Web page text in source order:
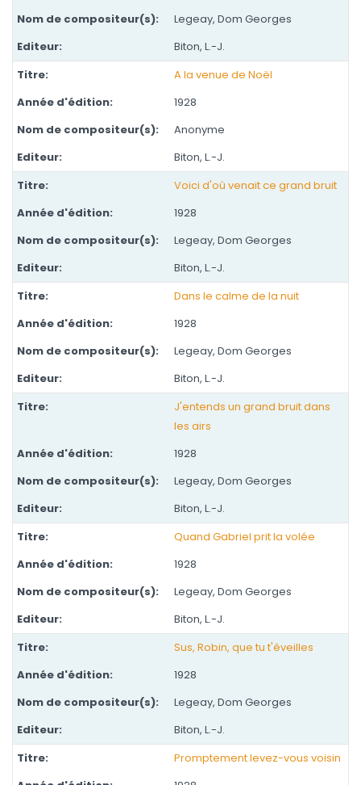
Legeay, Dom Georges
Biton, L.-J.
A la venue de Noël
1928
Anonyme
Biton, L.-J.
Voici d'où venait ce grand bruit
1928
Legeay, Dom Georges
Biton, L.-J.
Dans le calme de la nuit
1928
Legeay, Dom Georges
Biton, L.-J.
J'entends un grand bruit dans
les airs
1928
Legeay, Dom Georges
Biton, L.-J.
Quand Gabriel prit la volée
1928
Legeay, Dom Georges
Biton, L.-J.
Sus, Robin, que tu t'éveilles
1928
Legeay, Dom Georges
Biton, L.-J.
Promptement levez-vous voisin